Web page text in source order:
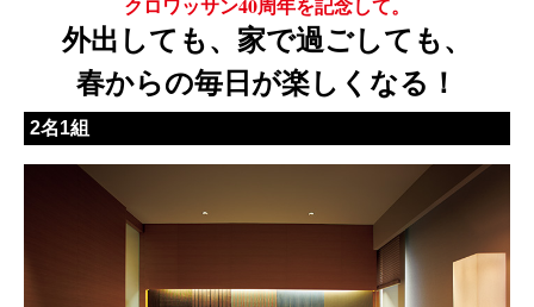
外出しても、家で過ごしても、
春からの毎日が楽しくなる！
2名1組